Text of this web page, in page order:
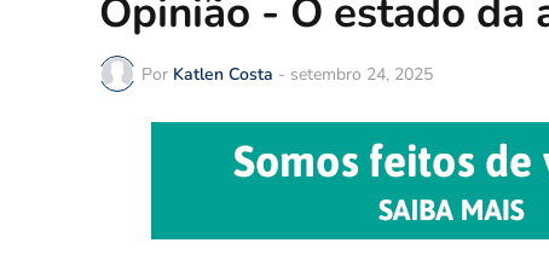
Opinião - O estado da
Por Katlen Costa - setembro 24, 2025